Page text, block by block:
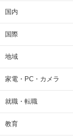
国内
国際
地域
家電・PC・カメラ
就職・転職
教育